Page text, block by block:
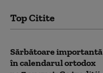
Top Citite
Sărbătoare importantă
în calendarul ortodox